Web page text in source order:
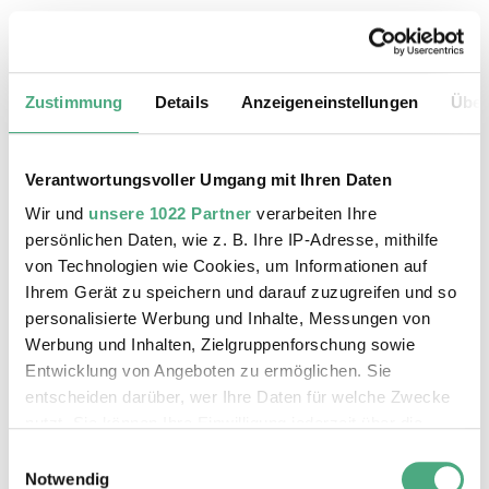
Zustimmung Details Anzeigeneinstellungen
Verantwortungsvoller Umgang mit Ihren Daten
Wir und unsere 1022 Partner verarbeiten Ihre
persönlichen Daten, wie z. B. Ihre IP-Adresse, mithilfe
von Technologien wie Cookies, um Informationen auf
Ihrem Gerät zu speichern und darauf zuzugreifen und so
personalisierte Werbung und Inhalte, Messungen von
Werbung und Inhalten, Zielgruppenforschung sowie
Entwicklung von Angeboten zu ermöglichen. Sie
entscheiden darüber, wer Ihre Daten für welche Zwecke
Trigger Symbol ändern oder widerrufen
Notwendig
ÖFFENTLICHE FÜHRUNG
Der Erzschrägaufzug der Völklinger Hütte mit
Copyright: Weltkulturerbe Völklinger Hütte | Karl
©
Das Weltkulturerbe Völklinger Hütte